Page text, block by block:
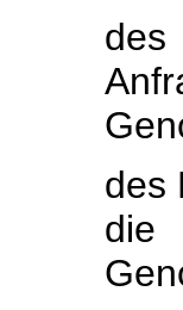
des
des
die